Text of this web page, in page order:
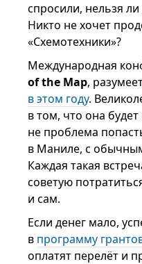
спросили, нельзя
Никто не хочет
«Схемотехники»?
Международная
of the Map,
в этом году.
в том, что она
не проблема
в Маниле, с
Каждая такая
советую
и сам.
Если денег мало,
в программу
оплатят перелёт и